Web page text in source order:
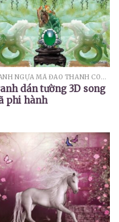
TRANH NGỰA MÃ ĐÁO THÀNH CÔNG
dán tường 3D song
phi hành